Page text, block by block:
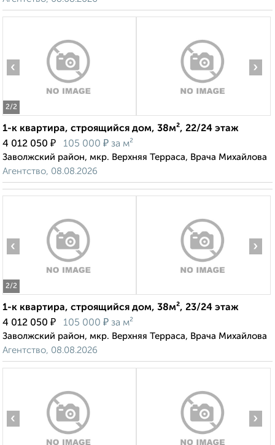
2/2
‹ ›
1-к квартира, строящийся дом, 38м², 22/24 этаж
4 012 050 ₽ 105 000 ₽ за м²
Заволжский район, мкр. Верхняя Терраса, Врача Михайлова
Агентство, 08.08.2026
2/2
‹ ›
1-к квартира, строящийся дом, 38м², 23/24 этаж
4 012 050 ₽ 105 000 ₽ за м²
Заволжский район, мкр. Верхняя Терраса, Врача Михайлова
Агентство, 08.08.2026
‹ ›